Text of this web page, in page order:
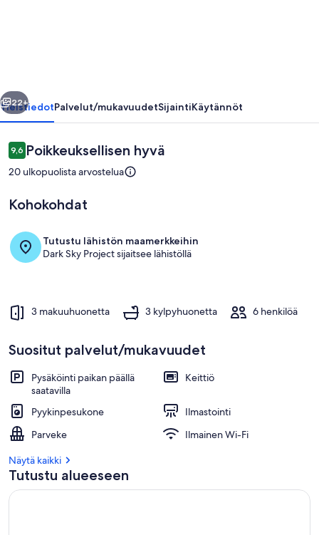
Ulkoruokailutilat
Seuraava
22+
YleistiedotPalvelut/mukavuudetSijaintiKäytännöt
Arvostelut
9,69,6 kautta 10.
Poikkeuksellisen hyvä
20 ulkopuolista arvostelua
Kohokohdat
Tutustu lähistön maamerkkeihin
Dark Sky Project sijaitsee lähistöllä
3 makuuhuonetta 3 kylpyhuonetta 6 henkilöä
Suositut palvelut/mukavuudet
Pysäköinti paikan päällä
saatavilla
Keittiö
Pyykinpesukone
Ilmastointi
Parveke
Ilmainen Wi-Fi
Näytä kaikki
Tutustu alueeseen